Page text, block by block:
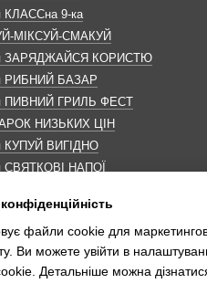
КЛАССна 9-ка
МІКСУЙ-СМАКУЙ
ЗАРЯДЖАЙСЯ КОРИСТЮ
РИБНИЙ БАЗАР
ПИВНИЙ ГРИЛЬ ФЕСТ
НИЗЬКИХ ЦІН
КУПУЙ ВИГІДНО
СВЯТКОВІ НАПОЇ
ДО МАКОВЕЯ
файли cookie для
Ви можете увійти в
Детальніше можна